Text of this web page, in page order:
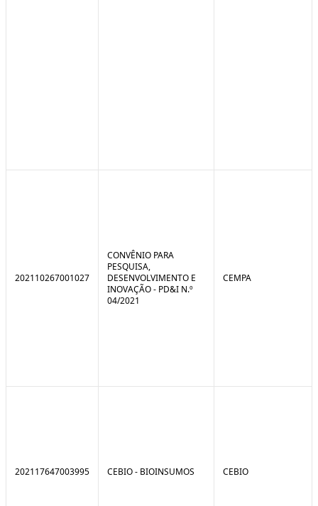
202110267001027
CONVÊNIO PARA
PESQUISA,
DESENVOLVIMENTO E
INOVAÇÃO - PD&I N.º
04/2021
CEMPA
202117647003995 CEBIO - BIOINSUMOS CEBIO